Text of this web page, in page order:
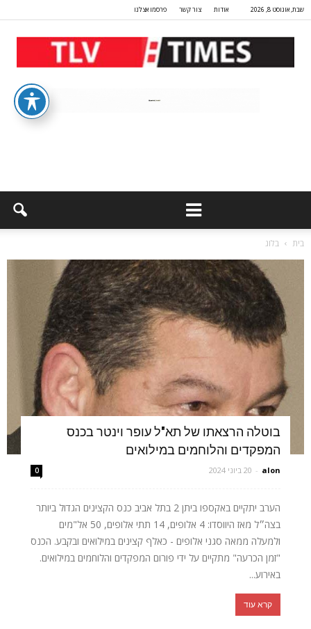
שבת, אוגוסט 8, 2026 אודות צור קשר פרסמו אצלנו
בית בלוג
בוטלה הרצאתו של תא"ל עופר וינטר בכנס
המפקדים והלוחמים במילואים
alon
- 20 ביוני 2024 0
הערב יתקיים באקספו ביתן 2 בתל אביב כנס הקצינים הגדול ביותר
בצה״ל מאז היווסדו: 4 אלופים, 14 תתי אלופים, 50 אל"מים
ולמעלה ממאה סגני אלופים - כאלף קצינים במילואים ובקבע. הכנס
"זמן הכרעה" מתקיים על ידי פורום המפקדים והלוחמים במילואים.
באירוע...
קרא עוד